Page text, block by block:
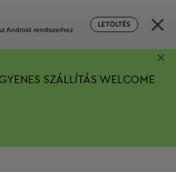
Android rendszerhez
LETÖLTÉS ×
SZÁLLÍTÁS WELCOME
×